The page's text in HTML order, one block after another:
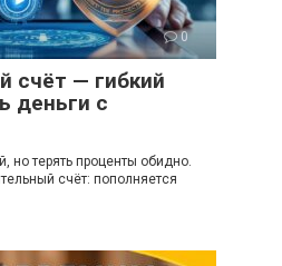
0
счёт — гибкий
деньги с
но терять проценты обидно.
счёт: пополняется